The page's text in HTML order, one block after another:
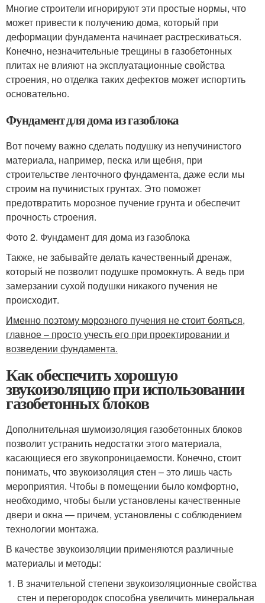
Многие строители игнорируют эти простые нормы, что
может привести к получению дома, который при
деформации фундамента начинает растрескиваться.
Конечно, незначительные трещины в газобетонных
плитах не влияют на эксплуатационные свойства
строения, но отделка таких дефектов может испортить
основательно.
Фундамент для дома из газоблока
Вот почему важно сделать подушку из непучинистого
материала, например, песка или щебня, при
строительстве ленточного фундамента, даже если мы
строим на пучинистых грунтах. Это поможет
предотвратить морозное пучение грунта и обеспечит
прочность строения.
Фото 2. Фундамент для дома из газоблока
Также, не забывайте делать качественный дренаж,
который не позволит подушке промокнуть. А ведь при
замерзании сухой подушки никакого пучения не
происходит.
Именно поэтому морозного пучения не стоит бояться,
главное – просто учесть его при проектировании и
возведении фундамента.
Как обеспечить хорошую
звукоизоляцию при использовании
газобетонных блоков
Дополнительная шумоизоляция газобетонных блоков
позволит устранить недостатки этого материала,
касающиеся его звукопроницаемости. Конечно, стоит
понимать, что звукоизоляция стен – это лишь часть
мероприятия. Чтобы в помещении было комфортно,
необходимо, чтобы были установлены качественные
двери и окна — причем, установлены с соблюдением
технологии монтажа.
В качестве звукоизоляции применяются различные
материалы и методы:
В значительной степени звукоизоляционные свойства
стен и перегородок способна увеличить минеральная